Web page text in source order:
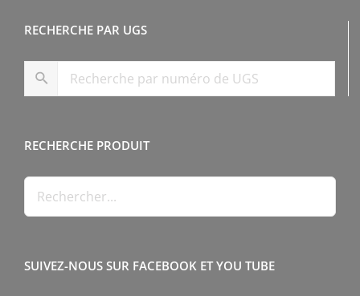
RECHERCHE PAR UGS
RECHERCHE PRODUIT
SUIVEZ-NOUS SUR FACEBOOK ET YOU TUBE